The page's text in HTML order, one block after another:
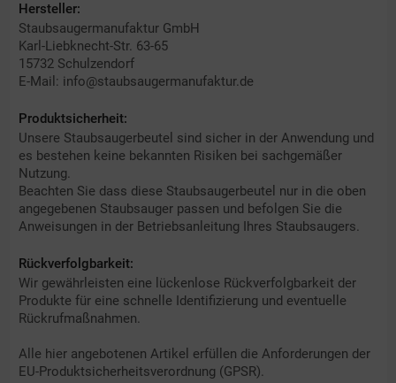
Hersteller:
Staubsaugermanufaktur GmbH
Karl-Liebknecht-Str. 63-65
15732 Schulzendorf
E-Mail: info@staubsaugermanufaktur.de
Produktsicherheit:
Unsere Staubsaugerbeutel sind sicher in der Anwendung und
es bestehen keine bekannten Risiken bei sachgemäßer
Nutzung.
Beachten Sie dass diese Staubsaugerbeutel nur in die oben
angegebenen Staubsauger passen und befolgen Sie die
Anweisungen in der Betriebsanleitung Ihres Staubsaugers.
Rückverfolgbarkeit:
Wir gewährleisten eine lückenlose Rückverfolgbarkeit der
Produkte für eine schnelle Identifizierung und eventuelle
Rückrufmaßnahmen.
Alle hier angebotenen Artikel erfüllen die Anforderungen der
EU-Produktsicherheitsverordnung (GPSR).